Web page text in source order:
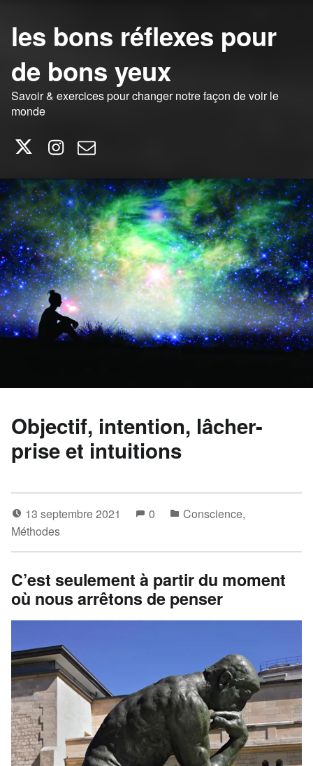
les bons réflexes pour
de bons yeux
Savoir & exercices pour changer notre façon de voir le
monde
Objectif, intention, lâcher-
prise et intuitions
13 septembre 2021 0 Conscience,
Méthodes
C’est seulement à partir du moment
où nous arrêtons de penser